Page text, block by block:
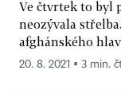
Ve čtvrtek to byl
neozývala
afghánského
20. 8. 2021 ▪ 3 min.